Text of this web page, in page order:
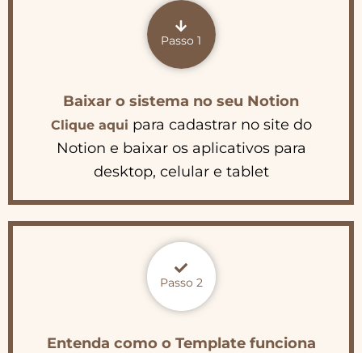
Passo 1
Baixar o sistema no seu Notion
Clique aqui para cadastrar no site do
Notion e baixar os aplicativos para
desktop, celular e tablet
Passo 2
Entenda como o Templatefunciona